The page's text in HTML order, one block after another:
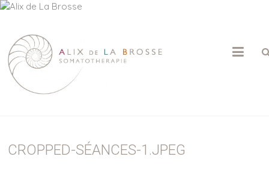
ALIX
DE
Psychothérapie
CROPPED-SÉANCES-1.JPEG